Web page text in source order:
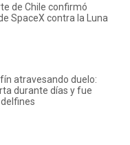
de Chile confirmó
SpaceX contra la Luna
atravesando duelo:
durante días y fue